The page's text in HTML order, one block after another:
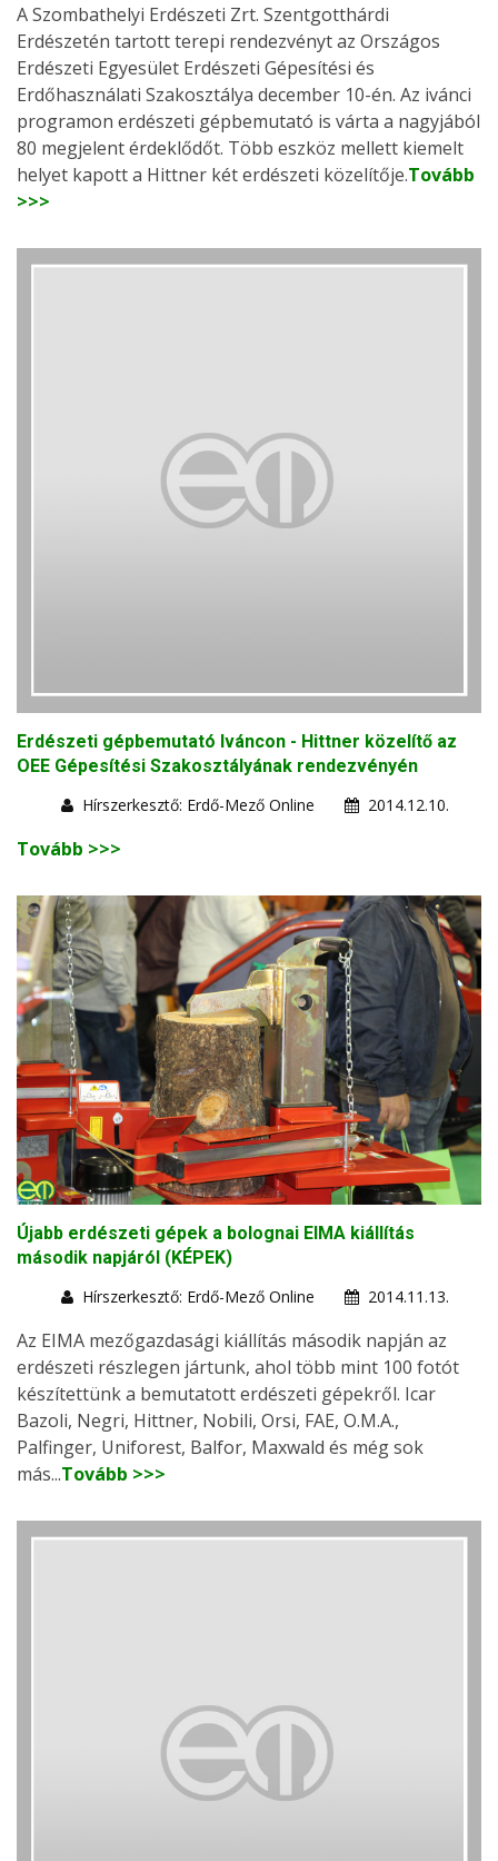
A Szombathelyi Erdészeti Zrt. Szentgotthárdi
Erdészetén tartott terepi rendezvényt az Országos
Erdészeti Egyesület Erdészeti Gépesítési és
Erdőhasználati Szakosztálya december 10-én. Az ivánci
programon erdészeti gépbemutató is várta a nagyjából
80 megjelent érdeklődőt. Több eszköz mellett kiemelt
helyet kapott a Hittner két erdészeti közelítője.Tovább
>>>
Erdészeti gépbemutató Iváncon - Hittner közelítő az
OEE Gépesítési Szakosztályának rendezvényén
Hírszerkesztő: Erdő-Mező Online
2014.12.10.
Tovább >>>
Újabb erdészeti gépek a bolognai EIMA kiállítás
második napjáról (KÉPEK)
Hírszerkesztő: Erdő-Mező Online
2014.11.13.
Az EIMA mezőgazdasági kiállítás második napján az
erdészeti részlegen jártunk, ahol több mint 100 fotót
készítettünk a bemutatott erdészeti gépekről. Icar
Bazoli, Negri, Hittner, Nobili, Orsi, FAE, O.M.A.,
Palfinger, Uniforest, Balfor, Maxwald és még sok
más...Tovább >>>